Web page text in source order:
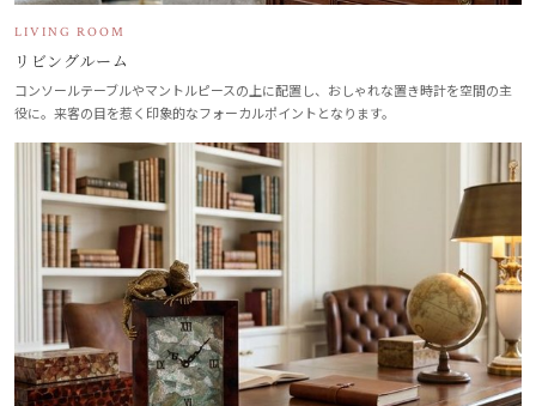
LIVING ROOM
リビングルーム
コンソールテーブルやマントルピースの上に配置し、おしゃれな置き時計を空間の主
役に。来客の目を惹く印象的なフォーカルポイントとなります。